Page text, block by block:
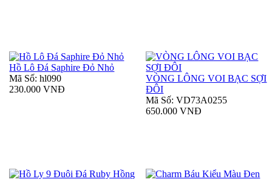
Hồ Lô Đá Saphire Đỏ Nhỏ
Mã Số: hl090
230.000 VNĐ
VÒNG LÔNG VOI BẠC SỢI
ĐÔI
Mã Số: VD73A0255
650.000 VNĐ